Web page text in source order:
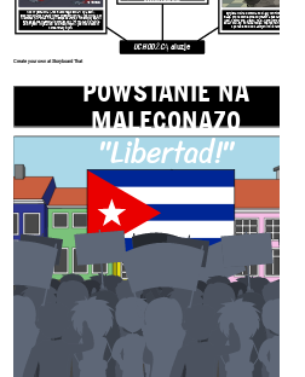
Create your own at Storyboard That
do Stanów Zjednoczonych.
Syryjska wojna domowa to ciągły konflikt zbrojny z rządem
Baas, prowadzone przez dyktatora Baszara Al-Assada wobec
ludzi, którzy chcą usunąć rząd. Konflikt rozpoczął się 15 marca
2011 roku. Był to najbardziej śmiercionośny konflikt XXI wieku
z ponad 250 000 zabitych i milionami uchodźców.
Noc kryształowa („noc tłuczonego szkła”) była serią
skoordynowanych ataków terrorystycznych na Żydów w całych
Niemczech. W dniach 9-10 listopada 1938 r. Hitlerowcy spalili
synagogi, zdewastowali domy, szkoły i firmy, zabili prawie
100 Żydów i wysłali 30 000 niewinnych Żydów do obozów
koncentracyjnych.
UCHODŹCĄ aluzje
1938
POWSTANIE NA
MALECONAZO
"Libertad!"